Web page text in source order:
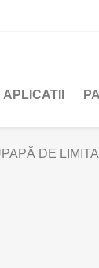
APLICATII
DE